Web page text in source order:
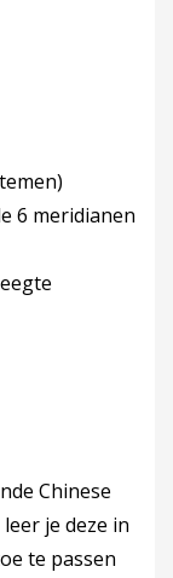
6 meridianen
Chinese
je deze in
te passen